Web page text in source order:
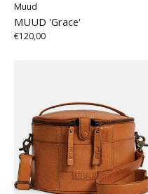
Muud
MUUD 'Grace'
€120,00